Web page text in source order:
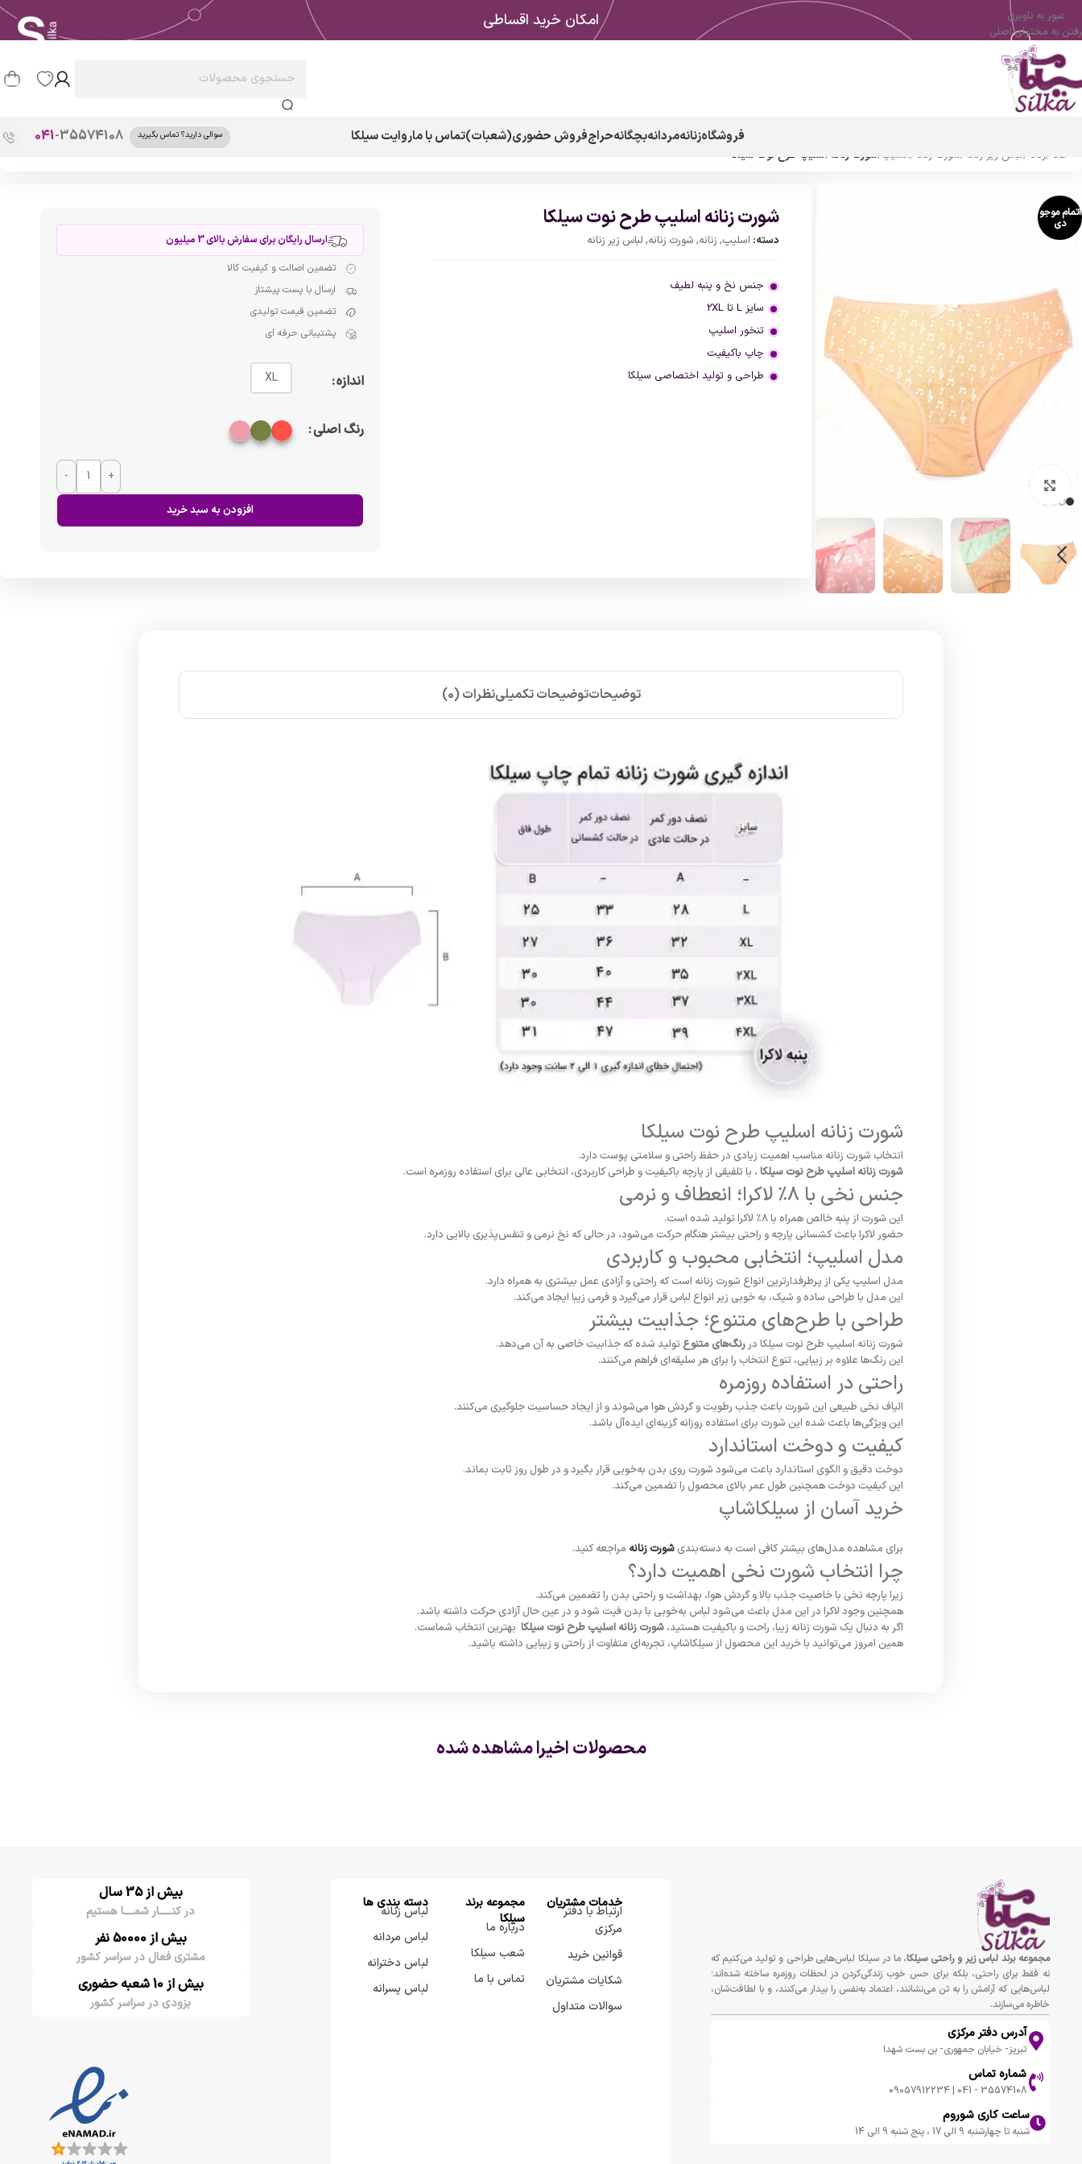
عبور به ناوبری
رفتن به محتوای اصلی
امکان خرید اقساطی
فروشگاهزنانهمردانهبچگانهحراجفروش حضوری(شعبات)تماس با ماروایت سیلکا سوالی دارید؟ تماس بگیرید 041-35574108
خانه /زنانه /لباس زیر زنانه /شورت زنانه /اسلیپ /شورت زنانه اسلیپ طرح نوت سیلکا
اتمام موجو
دی شورت زنانه اسلیپ طرح نوت سیلکا
دسته: اسلیپ, زنانه, شورت زنانه, لباس زیر زنانه
جنس نخ و پنبه لطیف
سایز L تا 2XL
تنخور اسلیپ
چاپ باکیفیت
طراحی و تولید اختصاصی سیلکا
ارسال رایگان برای سفارش بالای 3 میلیون
تضمین اصالت و کیفیت کالا
ارسال با پست پیشتاز
تضمین قیمت تولیدی
پشتیبانی حرفه ای
اندازه XL
رنگ اصلی
- +
افزودن به سبد خرید
توضیحاتتوضیحات تکمیلینظرات (0)
شورت زنانه اسلیپ طرح نوت سیلکا
انتخاب شورت زنانه مناسب اهمیت زیادی در حفظ راحتی و سلامتی پوست دارد.
شورت زنانه اسلیپ طرح نوت سیلکا ، با تلفیقی از پارچه باکیفیت و طراحی کاربردی، انتخابی عالی برای استفاده روزمره است.
جنس نخی با ۸٪ لاکرا؛ انعطاف و نرمی
این شورت از پنبه خالص همراه با ۸٪ لاکرا تولید شده است.
حضور لاکرا باعث کشسانی پارچه و راحتی بیشتر هنگام حرکت می‌شود، در حالی که نخ نرمی و تنفس‌پذیری بالایی دارد.
مدل اسلیپ؛ انتخابی محبوب و کاربردی
مدل اسلیپ یکی از پرطرفدارترین انواع شورت زنانه است که راحتی و آزادی عمل بیشتری به همراه دارد.
این مدل با طراحی ساده و شیک، به خوبی زیر انواع لباس قرار می‌گیرد و فرمی زیبا ایجاد می‌کند.
طراحی با طرح‌های متنوع؛ جذابیت بیشتر
شورت زنانه اسلیپ طرح نوت سیلکا در رنگ‌های متنوع تولید شده که جذابیت خاصی به آن می‌دهد.
این رنگ‌ها علاوه بر زیبایی، تنوع انتخاب را برای هر سلیقه‌ای فراهم می‌کنند.
راحتی در استفاده روزمره
الیاف نخی طبیعی این شورت باعث جذب رطوبت و گردش هوا می‌شوند و از ایجاد حساسیت جلوگیری می‌کنند.
این ویژگی‌ها باعث شده این شورت برای استفاده روزانه گزینه‌ای ایده‌آل باشد.
کیفیت و دوخت استاندارد
دوخت دقیق و الگوی استاندارد باعث می‌شود شورت روی بدن به‌خوبی قرار بگیرد و در طول روز ثابت بماند.
این کیفیت دوخت همچنین طول عمر بالای محصول را تضمین می‌کند.
خرید آسان از سیلکاشاپ
برای مشاهده مدل‌های بیشتر کافی است به دسته‌بندی شورت زنانه مراجعه کنید.
چرا انتخاب شورت نخی اهمیت دارد؟
زیرا پارچه نخی با خاصیت جذب بالا و گردش هوا، بهداشت و راحتی بدن را تضمین می‌کند.
همچنین وجود لاکرا در این مدل باعث می‌شود لباس به‌خوبی با بدن فیت شود و در عین حال آزادی حرکت داشته باشد.
اگر به دنبال یک شورت زنانه زیبا، راحت و باکیفیت هستید، شورت زنانه اسلیپ طرح نوت سیلکا بهترین انتخاب شماست.
همین امروز می‌توانید با خرید این محصول از سیلکاشاپ، تجربه‌ای متفاوت از راحتی و زیبایی داشته باشید.
محصولات اخیرا مشاهده شده
مجموعه برند لباس زير و راحتى سيلكا، ما در سیلکا لباس‌هایی طراحی و تولید می‌کنیم که
نه فقط برای راحتی، بلکه برای حس خوب زندگی‌کردن در لحظات روزمره ساخته شده‌اند؛
لباس‌هایی که آرامش را به تن می‌نشانند، اعتماد به‌نفس را بیدار می‌کنند، و با لطافت‌شان،
خاطره می‌سازند.
آدرس دفتر مرکزی
تبریز- خیابان جمهوری- بن بست شهدا
شماره تماس
35574108 - 041 | 09057912234
ساعت کاری شوروم
شنبه تا چهارشنبه 9 الی 17 ، پنج شنبه 9 الی 14
خدمات مشتریان
ارتباط با دفتر
مرکزی
قوانین خرید
شکایات مشتریان
سوالات متداول
مجموعه برند
سيلكا
درباره ما
شعب سیلکا
تماس با ما
دسته بندی ها
لباس زنانه
لباس مردانه
لباس دخترانه
لباس پسرانه
بیش از 35 سال
در کنـــــار شمــــا هستیم
بیش از 50000 نفر
مشتری فعال در سراسر کشور
بیش از 10 شعبه حضوری
بزودی در سراسر کشور